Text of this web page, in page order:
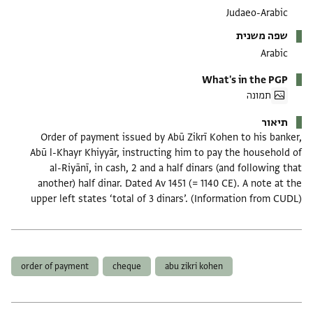
Judaeo-Arabic
שפה משנית
Arabic
What's in the PGP
תמונה
תיאור
Order of payment issued by Abū Zikrī Kohen to his banker,
Abū l-Khayr Khiyyār, instructing him to pay the household of
al-Riyānī, in cash, 2 and a half dinars (and following that
another) half dinar. Dated Av 1451 (= 1140 CE). A note at the
upper left states ‘total of 3 dinars’. (Information from CUDL)
abu zikri kohen
cheque
order of payment